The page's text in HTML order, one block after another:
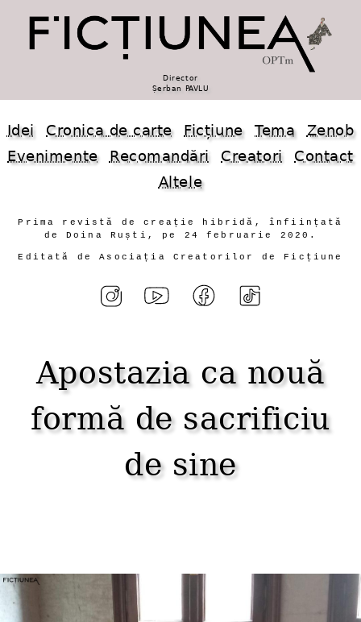
Director
Șerban PAVLU
Idei Cronica de carte Ficțiune Tema
Zenob
Evenimente
Recomandări Creatori
Contact
Altele
Prima revistă de creație hibridă, înființată
de Doina Ruști, pe 24 februarie 2020.
Editată de Asociația Creatorilor de Ficțiune
Apostazia ca nouă
formă de sacrificiu
de sine